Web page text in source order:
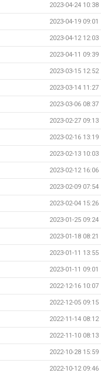
2023-04-24 10:38
2023-04-19 09:01
2023-04-12 12:03
2023-04-11 09:39
2023-03-15 12:52
2023-03-14 11:27
2023-03-06 08:37
2023-02-27 09:13
2023-02-16 13:19
2023-02-13 10:03
2023-02-12 16:06
2023-02-09 07:54
2023-02-04 15:26
2023-01-25 09:24
2023-01-18 08:21
2023-01-11 13:55
2023-01-11 09:01
2022-12-16 10:07
2022-12-05 09:15
2022-11-14 08:12
2022-11-10 08:13
2022-10-28 15:59
2022-10-12 09:46